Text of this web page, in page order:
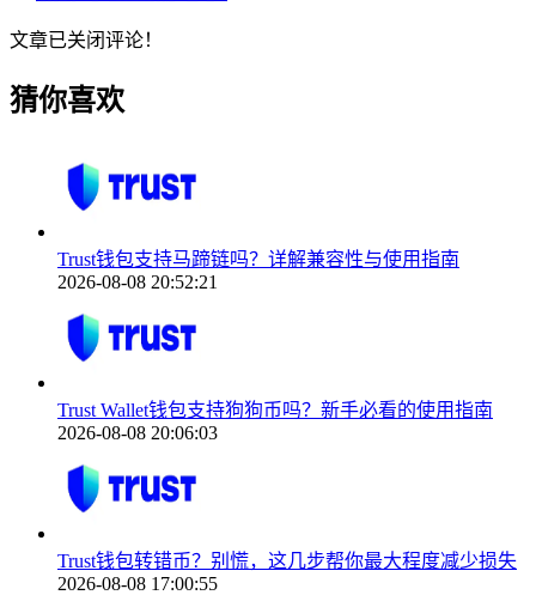
文章已关闭评论！
猜你喜欢
Trust钱包支持马蹄链吗？详解兼容性与使用指南
2026-08-08 20:52:21
Trust Wallet钱包支持狗狗币吗？新手必看的使用指南
2026-08-08 20:06:03
Trust钱包转错币？别慌，这几步帮你最大程度减少损失
2026-08-08 17:00:55